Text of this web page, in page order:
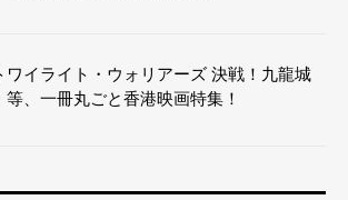
ワイライト・ウォリアーズ 決戦！九龍城
等、一冊丸ごと香港映画特集！